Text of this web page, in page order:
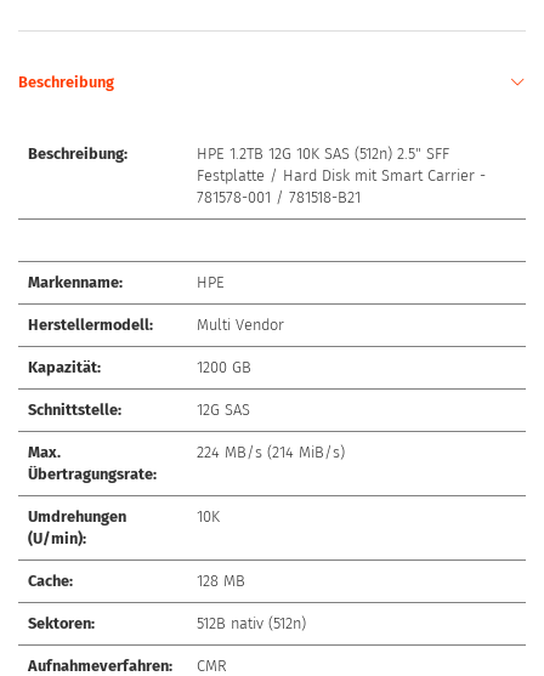
Beschreibung
Beschreibung:
HPE 1.2TB 12G 10K SAS (512n) 2.5" SFF
Festplatte / Hard Disk mit Smart Carrier -
781578-001 / 781518-B21
Markenname: HPE
Herstellermodell: Multi Vendor
Kapazität: 1200 GB
Schnittstelle: 12G SAS
Max.
Übertragungsrate:
224 MB/s (214 MiB/s)
Umdrehungen
(U/min):
10K
Cache: 128 MB
Sektoren: 512B nativ (512n)
Aufnahmeverfahren: CMR